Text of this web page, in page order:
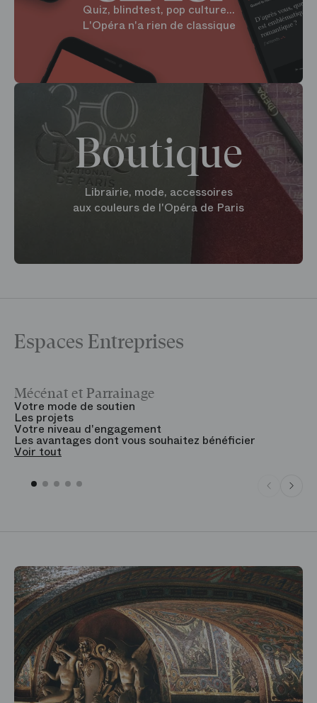
Quiz, blindtest, pop culture...
L'Opéra n'a rien de classique
Boutique
Librairie, mode, accessoires
aux couleurs de l'Opéra de Paris
Espaces Entreprises
Mécénat et Parrainage
Votre mode de soutien
Les projets
Votre niveau d'engagement
Les avantages dont vous souhaitez bénéficier
Voir tout